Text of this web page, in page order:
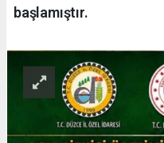
başlamıştır.